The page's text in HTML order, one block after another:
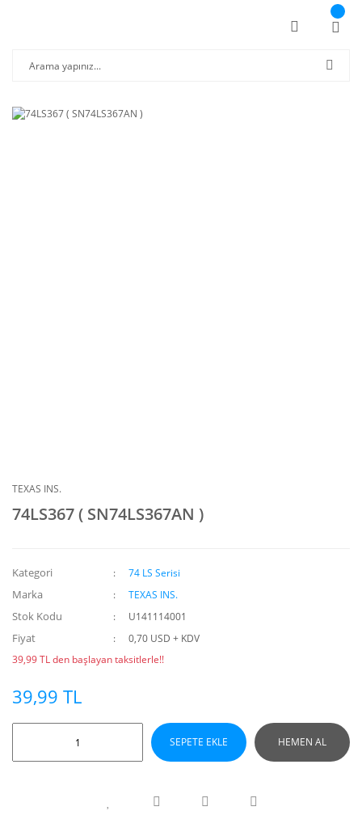
TEXAS INS.
74LS367 ( SN74LS367AN )
Kategori 74 LS Serisi
Marka TEXAS INS.
Stok Kodu U141114001
Fiyat
0,70 USD + KDV
39,99 TL den başlayan taksitlerle!!
39,99 TL
SEPETE EKLE HEMEN AL